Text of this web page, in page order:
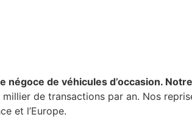
négoce de véhicules d’occasion.
de transactions par an. Nos
et l’Europe.